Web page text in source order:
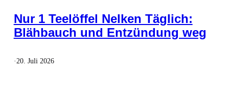
Nur 1 Teelöffel Nelken Täglich:
Blähbauch und Entzündung weg
· 20. Juli 2026